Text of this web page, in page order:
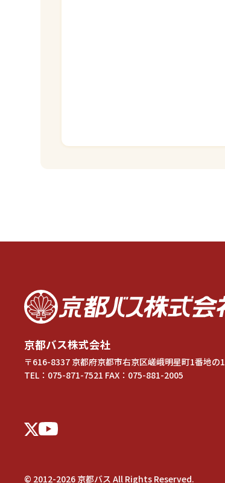
京都バス株式会社
〒616-8337 京都府京都市右京区嵯峨明星町1番地の1
TEL： 075-871-7521 FAX：075-881-2005
© 2012-2026 京都バス All Rights Reserved.